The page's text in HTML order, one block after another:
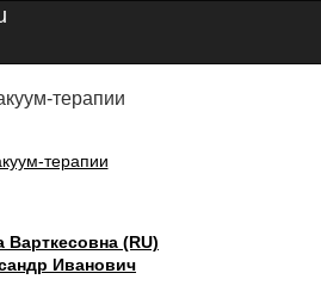
терапии
(RU)
Иванович